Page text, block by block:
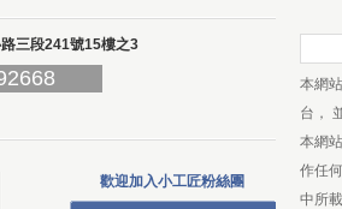
三段241號15樓之3
歡迎加入小工匠粉絲團
本網
台，
本網
作任
中所